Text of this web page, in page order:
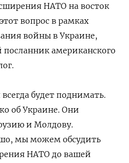
НАТО на восток
вопрос в рамках
войны в Украине,
американского
будет поднимать.
об Украине. Они
и Молдову.
мы можем обсудить
НАТО до вашей